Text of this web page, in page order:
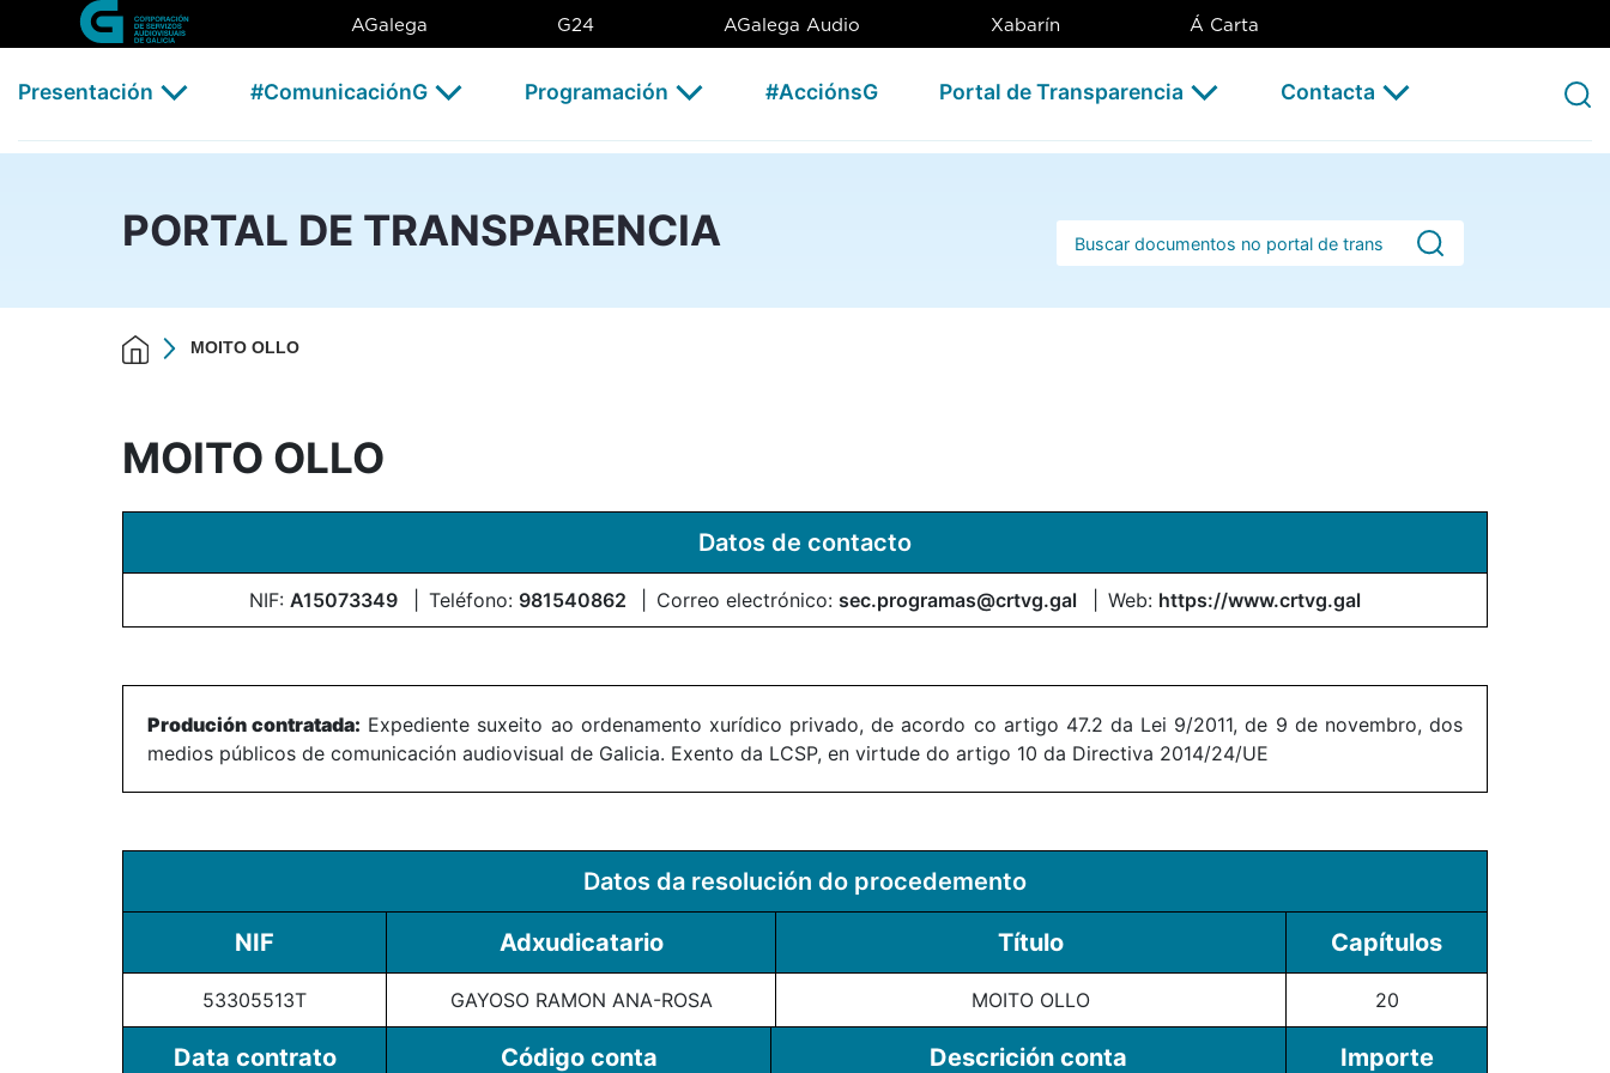
Skip to Main Content
MOITO OLLO - CSAGAGalega G24 AGalega Audio Xabarín Á Carta
Presentación #ComunicaciónG Programación #AcciónsG Portal de Transparencia Contacta
PORTAL DE TRANSPARENCIA Barra de busca
MOITO OLLO
MOITO OLLO
Datos de contacto
NIF: A15073349 Teléfono: 981540862 Correo electrónico: sec.programas@crtvg.gal Web: https://www.crtvg.gal
Produción contratada: Expediente suxeito ao ordenamento xurídico privado, de acordo co artigo 47.2 da Lei 9/2011, de 9 de novembro, dos
medios públicos de comunicación audiovisual de Galicia. Exento da LCSP, en virtude do artigo 10 da Directiva 2014/24/UE
Datos da resolución do procedemento
NIF Adxudicatario Título Capítulos
53305513T GAYOSO RAMON ANA-ROSA MOITO OLLO 20
Data contrato Código conta Descrición conta Importe